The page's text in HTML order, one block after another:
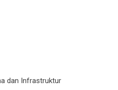
dan Infrastruktur